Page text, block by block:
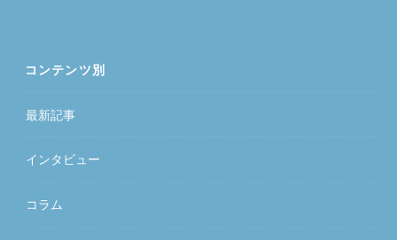
コンテンツ別
最新記事
インタビュー
コラム